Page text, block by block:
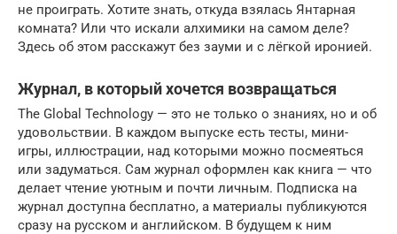
не проиграть. Хотите знать, откуда взялась Янтарная
комната? Или что искали алхимики на самом деле?
Здесь об этом расскажут без зауми и с лёгкой иронией.
Журнал, в который хочется возвращаться
The Global Technology — это не только о знаниях, но и об
удовольствии. В каждом выпуске есть тесты, мини-
игры, иллюстрации, над которыми можно посмеяться
или задуматься. Сам журнал оформлен как книга — что
делает чтение уютным и почти личным. Подписка на
журнал доступна бесплатно, а материалы публикуются
сразу на русском и английском. В будущем к ним